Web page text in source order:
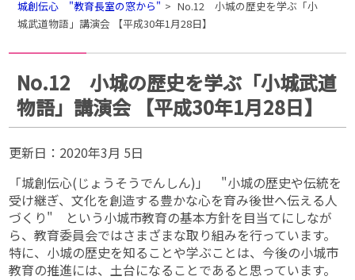
城創伝心 "教育長室の窓から"
No.12 小城の歴史を学ぶ「小
城武道物語」講演会 【平成30年1月28日】
No.12 小城の歴史を学ぶ「小城武道
物語」講演会 【平成30年1月28日】
更新日： 2020年3月 5日
「城創伝心(じょうそうでんしん)」 "小城の歴史や伝統を
受け継ぎ、文化を創造する豊かな心を育み後世へ伝える人
づくり" という小城市教育の基本方針を目当てにしなが
ら、教育委員会ではさまざまな取り組みを行っています。
特に、小城の歴史を知ることや学ぶことは、今後の小城市
教育の推進には、土台になることであると思っています。